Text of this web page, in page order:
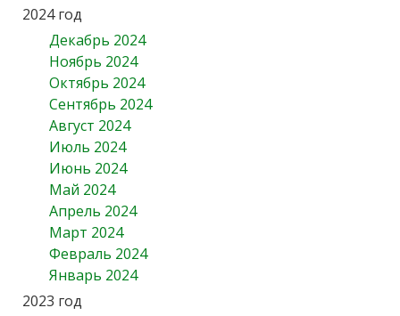
2024 год
Декабрь 2024
Ноябрь 2024
Октябрь 2024
Сентябрь 2024
Август 2024
Июль 2024
Июнь 2024
Май 2024
Апрель 2024
Март 2024
Февраль 2024
Январь 2024
2023 год